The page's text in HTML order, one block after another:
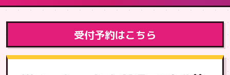
受付予約はこちら